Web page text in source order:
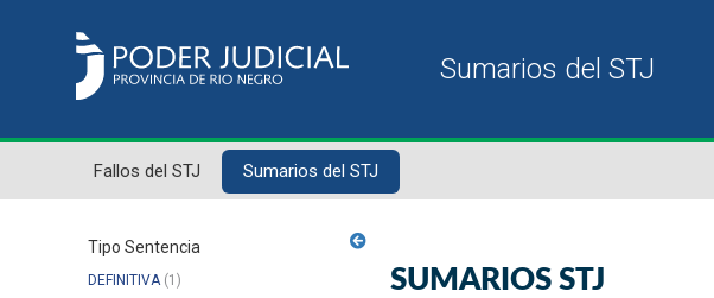
Fallos del STJ Sumarios del STJ
Tipo Sentencia
DEFINITIVA(1) SUMARIOS STJ